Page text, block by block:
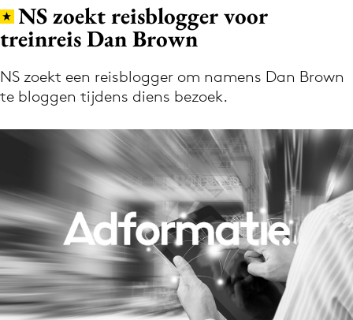
Volg het laatste nieuws via de Adformatie
Nieuws app
Menu
Home
9 sept: GenAI-training
12 nov: MarketingLive!
NS zoekt reisblogger voor
treinreis Dan Brown
NS zoekt een reisblogger om namens Dan Brown
te bloggen tijdens diens bezoek.